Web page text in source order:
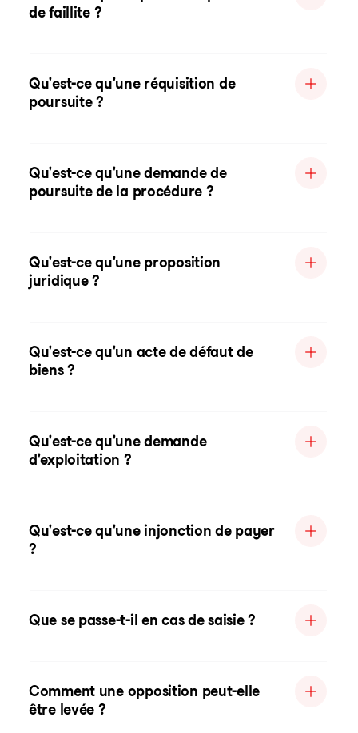
de faillite ?
Qu'est-ce qu'une réquisition de
poursuite ?
Qu'est-ce qu'une demande de
poursuite de la procédure ?
Qu'est-ce qu'une proposition
juridique ?
Qu'est-ce qu'un acte de défaut de
biens ?
Qu'est-ce qu'une demande
d'exploitation ?
Qu'est-ce qu'une injonction de payer
?
Que se passe-t-il en cas de saisie ?
Comment une opposition peut-elle
être levée ?